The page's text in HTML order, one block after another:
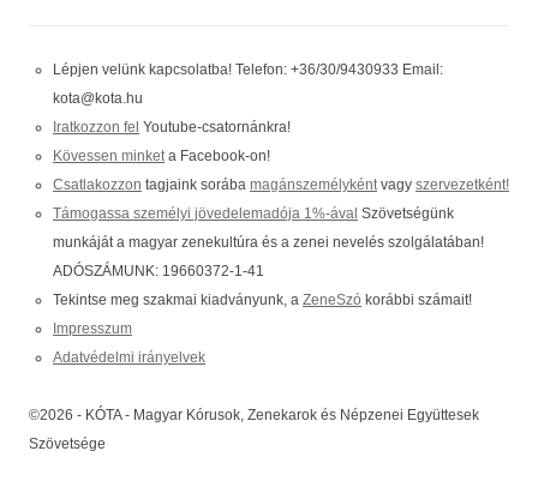
Lépjen velünk kapcsolatba! Telefon: +36/30/9430933 Email:
kota@kota.hu
Iratkozzon fel Youtube-csatornánkra!
Kövessen minketa Facebook-on!
Csatlakozzon tagjaink sorába magánszemélykéntvagy szervezetként!
Támogassa személyi jövedelemadója 1%-ával Szövetségünk
munkáját a magyar zenekultúra és a zenei nevelés szolgálatában!
ADÓSZÁMUNK: 19660372-1-41
Tekintse meg szakmai kiadványunk, a ZeneSzó korábbi számait!
Impresszum
Adatvédelmi irányelvek
©2026 - KÓTA - Magyar Kórusok, Zenekarok és Népzenei Együttesek
Szövetsége